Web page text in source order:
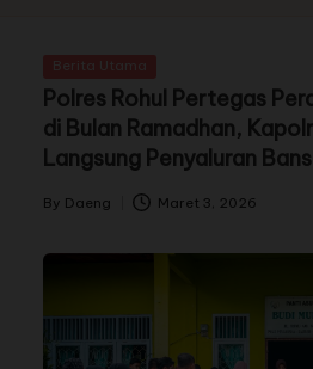
Polres Rohul Pertegas
di Bulan Ramadhan,
Langsung Penyaluran
Kecamatan
By Daeng Maret 3, 2026